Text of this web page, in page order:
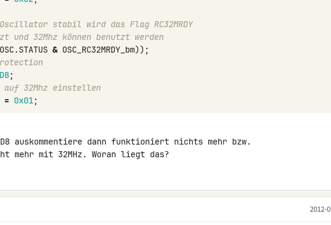
stabil wird das Flag RC32MRDY
und 32Mhz können benutzt werden
OSC.STATUS & OSC_RC32MRDY_bm));
;
32Mhz einstellen
= 0x01;
auskommentiere dann funktioniert nichts mehr bzw.
mehr mit 32MHz. Woran liegt das?
2012-